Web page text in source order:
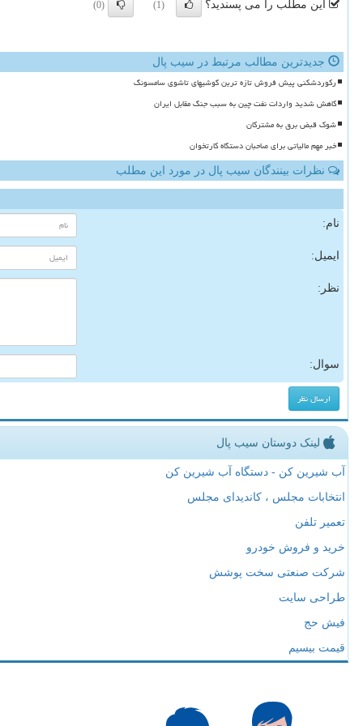
این مطلب را می پسندید؟ (1)
(0)
جدیدترین مطالب مرتبط در سیب پال
رکوردشکنی پیش فروش تازه ترین گوشیهای تاشوی سامسونگ
کاهش شدید واردات نفت چین به سبب جنگ مقابل ایران
شوک قبض برق به مشترکان
خبر مهم مالیاتی برای صاحبان دستگاه کارتخوان
نظرات بینندگان سیب پال در مورد این مطلب
نام:
ایمیل:
نظر:
سوال:
لینک دوستان سیب پال
آب شیرین کن - دستگاه آب شیرین کن
انتخابات مجلس ، کاندیدای مجلس
تعمیر تلفن
خرید و فروش خودرو
شرکت صنعتی سخت پوشش
طراحی سایت
فیش حج
قیمت بیسیم